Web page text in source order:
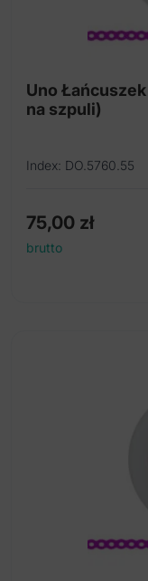
Uno
na szpuli)
Index: DO.5760.55
75,00 zł
brutto